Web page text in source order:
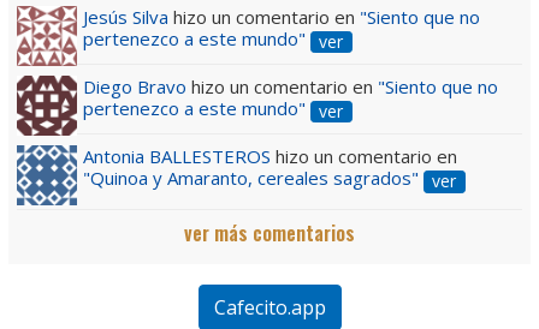
Jesús Silva hizo un comentario en "Siento que no
pertenezco a este mundo"
ver
Diego Bravo hizo un comentario en "Siento que no
pertenezco a este mundo"
ver
Antonia BALLESTEROS hizo un comentario en
"Quinoa y Amaranto, cereales sagrados"
ver
ver más comentarios
Cafecito.app